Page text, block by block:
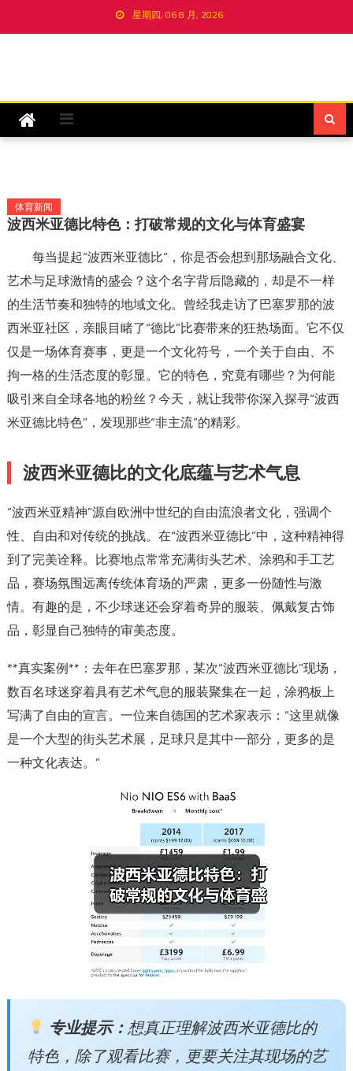
星期四, 06 8 月, 2026
体育新闻
波西米亚德比特色：打破常规的文化与体育盛宴
每当提起“波西米亚德比”，你是否会想到那场融合文化、
艺术与足球激情的盛会？这个名字背后隐藏的，却是不一样
的生活节奏和独特的地域文化。曾经我走访了巴塞罗那的波
西米亚社区，亲眼目睹了“德比”比赛带来的狂热场面。它不仅
仅是一场体育赛事，更是一个文化符号，一个关于自由、不
拘一格的生活态度的彰显。它的特色，究竟有哪些？为何能
吸引来自全球各地的粉丝？今天，就让我带你深入探寻“波西
米亚德比特色”，发现那些“非主流”的精彩。
波西米亚德比的文化底蕴与艺术气息
“波西米亚精神”源自欧洲中世纪的自由流浪者文化，强调个
性、自由和对传统的挑战。在“波西米亚德比”中，这种精神得
到了完美诠释。比赛地点常常充满街头艺术、涂鸦和手工艺
品，赛场氛围远离传统体育场的严肃，更多一份随性与激
情。有趣的是，不少球迷还会穿着奇异的服装、佩戴复古饰
品，彰显自己独特的审美态度。
**真实案例**：去年在巴塞罗那，某次“波西米亚德比”现场，
数百名球迷穿着具有艺术气息的服装聚集在一起，涂鸦板上
写满了自由的宣言。一位来自德国的艺术家表示：“这里就像
是一个大型的街头艺术展，足球只是其中一部分，更多的是
一种文化表达。”
专业提示：想真正理解波西米亚德比的
特色，除了观看比赛，更要关注其现场的艺